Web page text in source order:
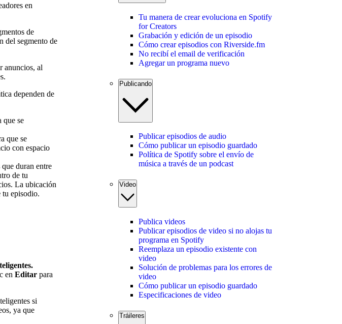
en
de
del segmento de
anuncios, al
dependen de
que se
que se
con espacio
duran entre
de tu
La ubicación
tu episodio.
en Editar para
si
ya que
Tu manera de crear evoluciona en Spotify
for Creators
Grabación y edición de un episodio
Cómo crear episodios con Riverside.fm
No recibí el email de verificación
Agregar un programa nuevo
Publicando
Publicar episodios de audio
Cómo publicar un episodio guardado
Política de Spotify sobre el envío de
música a través de un podcast
Video
Publica videos
Publicar episodios de video si no alojas tu
programa en Spotify
Reemplaza un episodio existente con
video
Solución de problemas para los errores de
video
Cómo publicar un episodio guardado
Especificaciones de video
Tráileres